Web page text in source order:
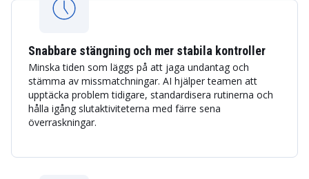
Snabbare stängning och mer stabila kontroller
Minska tiden som läggs på att jaga undantag och
stämma av missmatchningar. AI hjälper teamen att
upptäcka problem tidigare, standardisera rutinerna och
hålla igång slutaktiviteterna med färre sena
överraskningar.